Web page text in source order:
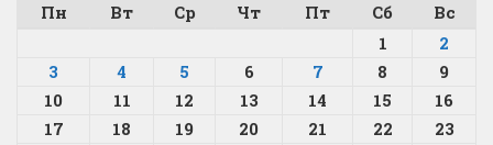
Пн
Вт Ср Чт Пт Сб
Вс
1
2
3
4 5 6 7 8
9
10
11 12 13 14 15
16
17
18 19 20 21 22
23